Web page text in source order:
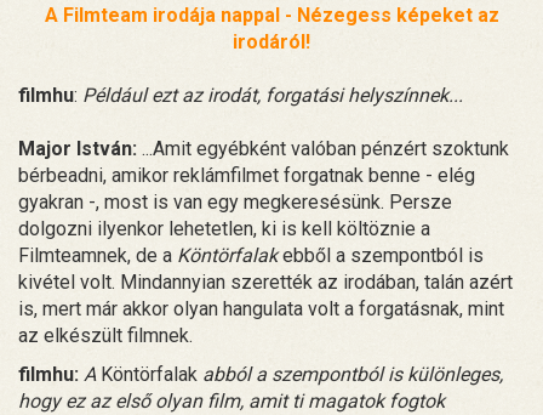
A Filmteam irodája nappal - Nézegess képeket az
irodáról!
filmhu: Például ezt az irodát, forgatási helyszínnek...
Major István: ...Amit egyébként valóban pénzért szoktunk
bérbeadni, amikor reklámfilmet forgatnak benne - elég
gyakran -, most is van egy megkeresésünk. Persze
dolgozni ilyenkor lehetetlen, ki is kell költöznie a
Filmteamnek, de a Köntörfalakebből a szempontból is
kivétel volt. Mindannyian szerették az irodában, talán azért
is, mert már akkor olyan hangulata volt a forgatásnak, mint
az elkészült filmnek.
filmhu: A Köntörfalak abból a szempontból is különleges,
hogy ez az első olyan film, amit ti magatok fogtok